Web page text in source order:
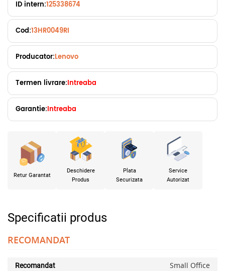
ID intern:125338674
Cod:13HR0049RI
Producator:Lenovo
Termen livrare:Intreaba
Garantie:Intreaba
Retur Garantat
Deschidere
Produs
Plata
Securizata
Service
Autorizat
Specificatii produs
RECOMANDAT
Recomandat Small Office